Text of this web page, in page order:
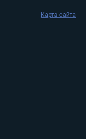
Карта сайта